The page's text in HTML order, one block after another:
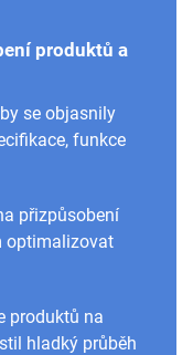
produktů a
se objasnily
funkce
přizpůsobení
optimalizovat
produktů na
hladký průběh